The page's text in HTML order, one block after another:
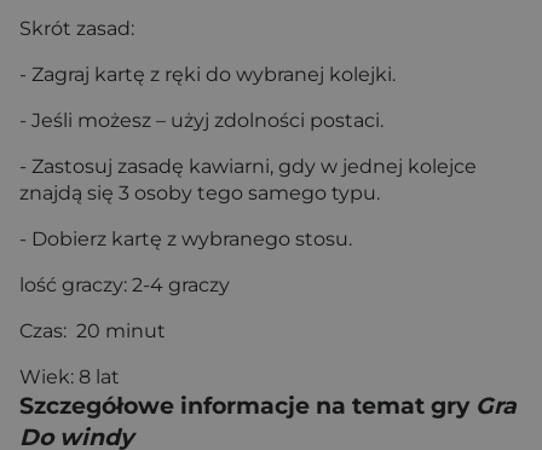
Skrót zasad:
- Zagraj kartę z ręki do wybranej kolejki.
- Jeśli możesz – użyj zdolności postaci.
- Zastosuj zasadę kawiarni, gdy w jednej kolejce
znajdą się 3 osoby tego samego typu.
- Dobierz kartę z wybranego stosu.
lość graczy: 2-4 graczy
Czas: 20 minut
Wiek: 8 lat
Szczegółowe informacje na temat gry Gra
Do windy